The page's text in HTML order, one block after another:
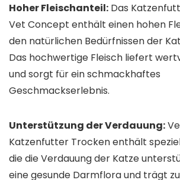
Hoher Fleischanteil: Das
Vet Concept enthält einen hohen
den natürlichen Bedürfnissen der
Das hochwertige Fleisch liefert
und sorgt für ein schmackhaftes
Geschmackserlebnis.
Unterstützung der Verdauung:
Katzenfutter Trocken enthält
die die Verdauung der Katze
eine gesunde Darmflora und trägt